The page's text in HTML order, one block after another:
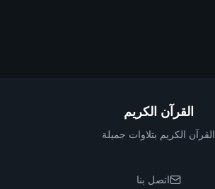
القرآن الكريم
القرآن الكريم بتلاوات جميلة
اتصل بنا